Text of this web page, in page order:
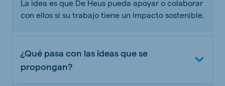
La idea es que De Heus pueda apoyar o colaborar
con ellos si su trabajo tiene un impacto sostenible.
¿Qué pasa con las ideas que se
propongan?